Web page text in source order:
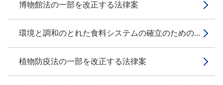
博物館法の一部を改正する法律案
環境と調和のとれた食料システムの確立のための...
植物防疫法の一部を改正する法律案